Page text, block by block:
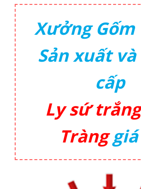
Xưởng Gốm
Sản xuất
cấp
Ly sứ
Tràng